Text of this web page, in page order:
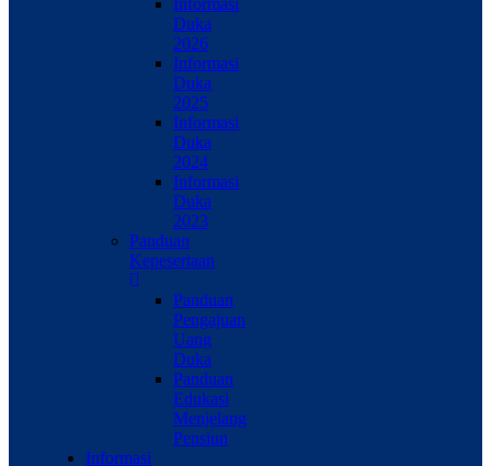
Informasi
Duka
2026
Informasi
Duka
2025
Informasi
Duka
2024
Informasi
Duka
2023
Panduan
Kepesertaan
Panduan
Pengajuan
Uang
Duka
Panduan
Edukasi
Menjelang
Pensiun
Informasi